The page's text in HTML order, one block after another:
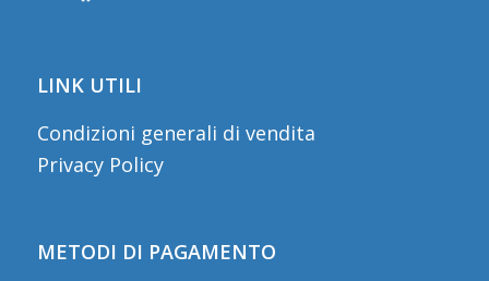
LINK UTILI
Condizioni generali di vendita
Privacy Policy
METODI DI PAGAMENTO